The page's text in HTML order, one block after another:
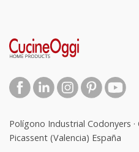
Polígono Industrial Codonyers ·
Picassent (Valencia) España